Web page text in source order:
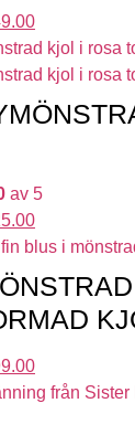
av 5